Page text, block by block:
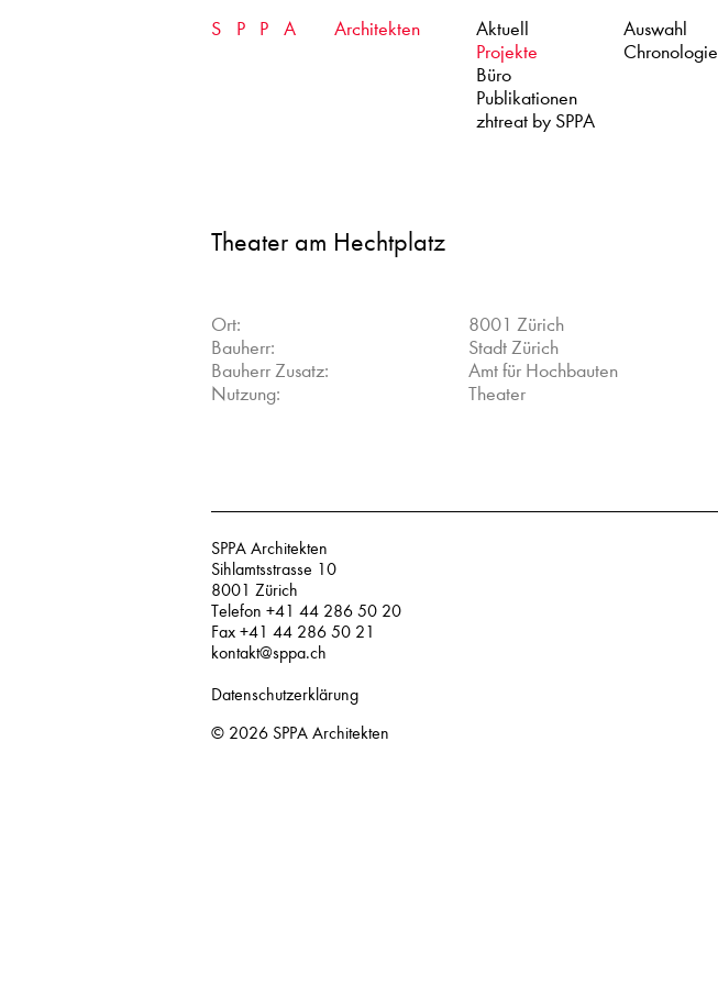
SPPA Architekten
Aktuell
Projekte
Auswahl
Chronologie
Büro
Publikationen
zhtreat by SPPA
Theater am Hechtplatz
Ort:
8001 Zürich
Bauherr:
Stadt Zürich
Bauherr Zusatz:
Amt für Hochbauten
Nutzung:
Theater
SPPA Architekten
Sihlamtsstrasse 10
8001 Zürich
Telefon +41 44 286 50 20
Fax +41 44 286 50 21
kontakt@sppa.ch
Datenschutzerklärung
© 2026 SPPA Architekten